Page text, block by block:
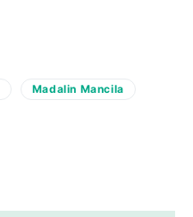
Madalin Mancila